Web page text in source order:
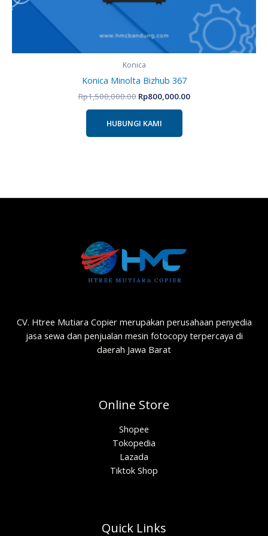
Konica
Konica Minolta Bizhub 367
Rp1,500,000.00 Rp800,000.00
HUBUNGI KAMI
CV. Htree Mutiara Copier merupakan perusahaan penyedia
jasa sewa dan penjualan mesin fotocopy terpercaya di
daerah Jawa Barat
Online Store
Shopee
Tokopedia
Lazada
Tiktok Shop
Quick Links